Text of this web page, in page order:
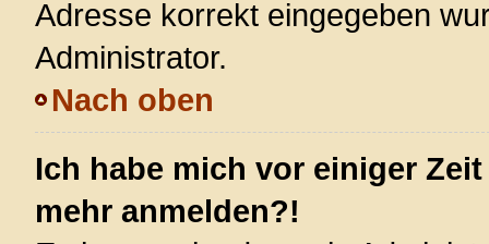
Adresse korrekt eingegeben
Administrator.
Nach oben
Ich habe mich vor einiger
mehr anmelden?!